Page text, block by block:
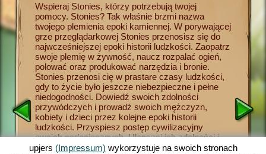
do
w
Wyślij
Wspieraj Stonies, którzy potrzebują twojej
pomocy. Stonies? Tak właśnie brzmi nazwa
twojego plemienia epoki kamiennej. W porywającej
grze przeglądarkowej Stonies przenosisz się do
najwcześniejszej epoki historii ludzkości. Zaopatrz
swoje plemię w żywność, naucz rozpalać ogień,
polować oraz produkować narzędzia i bronie.
Stonies przenosi cię w prastare czasy ludzkości,
gdy to życie było jeszcze niebezpieczne i pełne
niedogodności. Dowiedź swoich zdolności
przywódczych i prowadź swoich mężczyzn,
kobiety i dzieci przez kolejne epoki historii
ludzkości. Przyspiesz postęp cywilizacyjny
swoich podopiecznych. Ulepszaj ich zdolności i
dowiedź swojej przywódczej charyzmy. Zabawna
Od
w
play,
upjers (Impressum) wykorzystuje na swoich stronach